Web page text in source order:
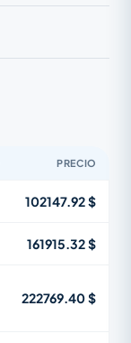
PRECIO
102147.92 $
161915.32 $
222769.40 $